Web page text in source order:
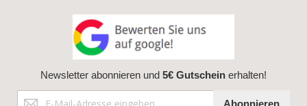
Newsletter abonnieren und 5€ Gutschein erhalten!
Anmeldung
Abonnieren